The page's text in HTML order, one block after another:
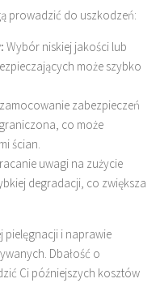
prowadzić do uszkodzeń:
Wybór niskiej jakości lub
może szybko
zabezpieczeń
co może
ścian.
uwagi na zużycie
degradacji, co zwiększa
pielęgnacji i naprawie
Dbałość o
Ci późniejszych kosztów